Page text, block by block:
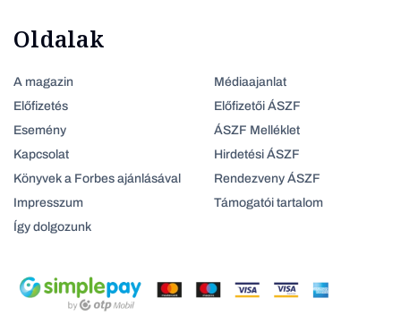
Oldalak
A magazin
Előfizetés
Esemény
Kapcsolat
Könyvek a Forbes ajánlásával
Impresszum
Így dolgozunk
Médiaajanlat
Előfizetői ÁSZF
ÁSZF Melléklet
Hirdetési ÁSZF
Rendezveny ÁSZF
Támogatói tartalom